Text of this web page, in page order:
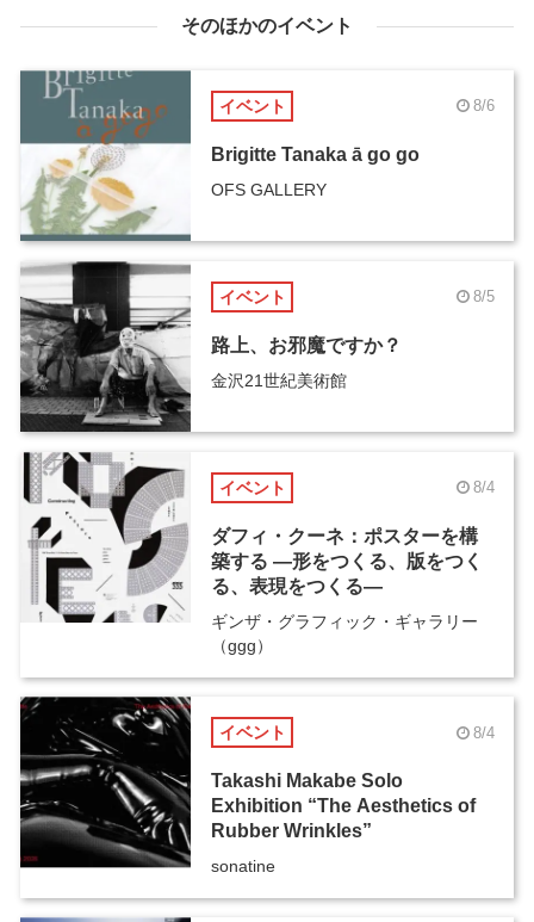
そのほかのイベント
イベント 8/6
Brigitte Tanaka ā go go
OFS GALLERY
イベント 8/5
路上、お邪魔ですか？
金沢21世紀美術館
イベント 8/4
ダフィ・クーネ：ポスターを構
築する ―形をつくる、版をつく
る、表現をつくる―
ギンザ・グラフィック・ギャラリー
（ggg）
イベント 8/4
Takashi Makabe Solo
Exhibition “The Aesthetics of
Rubber Wrinkles”
sonatine